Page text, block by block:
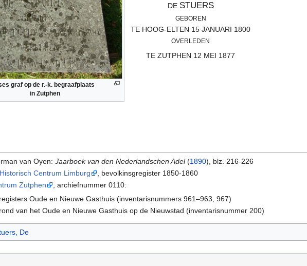
graf op de r.-k. begraafplaats
in Zutphen
DE STUERS
GEBOREN
TE HOOG-ELTEN 15 JANUARI 1800
OVERLEDEN
TE ZUTPHEN 12 MEI 1877
van Oyen:Jaarboek van den Nederlandschen Adel(1890), blz. 216-226
Centrum Limburg
, bevolkinsgregister 1850-1860
Zutphen
, archiefnummer 0110:
Oude en Nieuwe Gasthuis (inventarisnummers 961–963, 967)
van het Oude en Nieuwe Gasthuis op de Nieuwstad (inventarisnummer 200)
De